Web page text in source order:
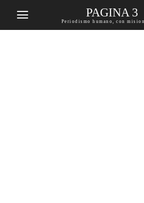
PAGINA 3
Periodismo humano, con